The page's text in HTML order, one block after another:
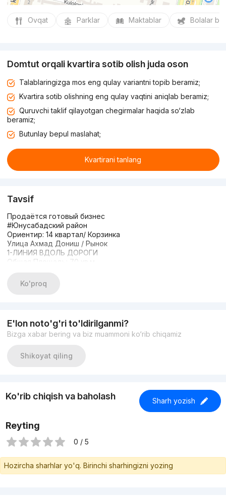
Ovqat Parklar Maktablar Bolalar
Domtut orqali kvartira sotib olish juda oson
Talablaringizga mos eng qulay variantni topib beramiz;
Kvartira sotib olishning eng qulay vaqtini aniqlab beramiz;
Quruvchi taklif qilayotgan chegirmalar haqida so‘zlab
beramiz;
Butunlay bepul maslahat;
Kvartirani tanlang
Tavsif
Продаётся готовый бизнес
#Юнусабадский район
Ориентир: 14 квартал/ Корзинка
Улица Ахмад Дониш / Рынок
1-ЛИНИЯ ВДОЛЬ ДОРОГИ
Общая Площадь: 70 кв.м
Фасад 12 метр
ЦЕНА: 155.000$
Ko'proq
E'lon noto'g'ri to'ldirilganmi?
Bizga xabar bering va biz muammoni ko‘rib chiqamiz
Shikoyat qiling
Ko'rib chiqish va baholash Sharh yozish
Reyting
0 / 5
Hozircha sharhlar yo'q. Birinchi sharhingizni yozing